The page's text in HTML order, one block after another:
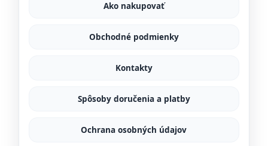
Ako nakupovať
Obchodné podmienky
Kontakty
Spôsoby doručenia a platby
Ochrana osobných údajov